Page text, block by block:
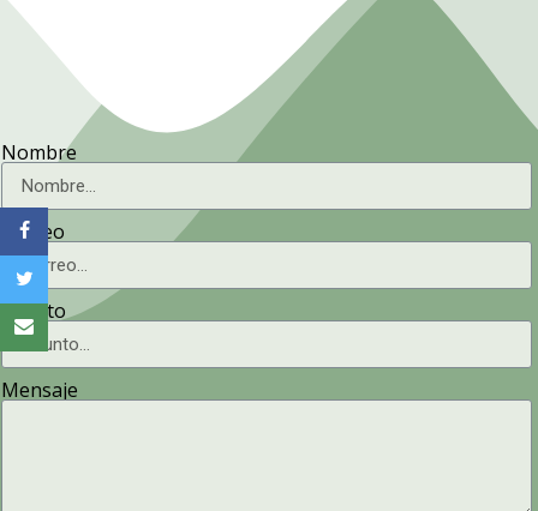
Nombre
Correo
Asunto
Mensaje